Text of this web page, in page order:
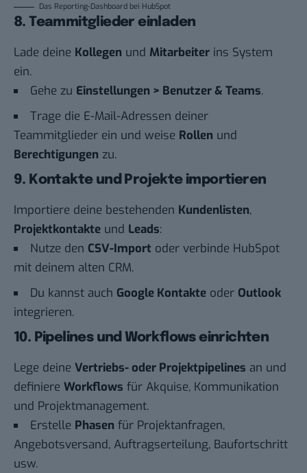
Das Reporting-Dashboard bei HubSpot
8. Teammitglieder einladen
Lade deine Kollegen und Mitarbeiter ins System
ein.
Gehe zu Einstellungen > Benutzer & Teams.
Trage die E-Mail-Adressen deiner
Teammitglieder ein und weise Rollen und
Berechtigungen zu.
9. Kontakte und Projekte importieren
Importiere deine bestehenden Kundenlisten,
Projektkontakte und Leads:
Nutze den CSV-Import oder verbinde HubSpot
mit deinem alten CRM.
Du kannst auch Google Kontakte oder Outlook
integrieren.
10. Pipelines und Workflows einrichten
Lege deine Vertriebs- oder Projektpipelines an und
definiere Workflows für Akquise, Kommunikation
und Projektmanagement.
Erstelle Phasen für Projektanfragen,
Angebotsversand, Auftragserteilung, Baufortschritt
usw.